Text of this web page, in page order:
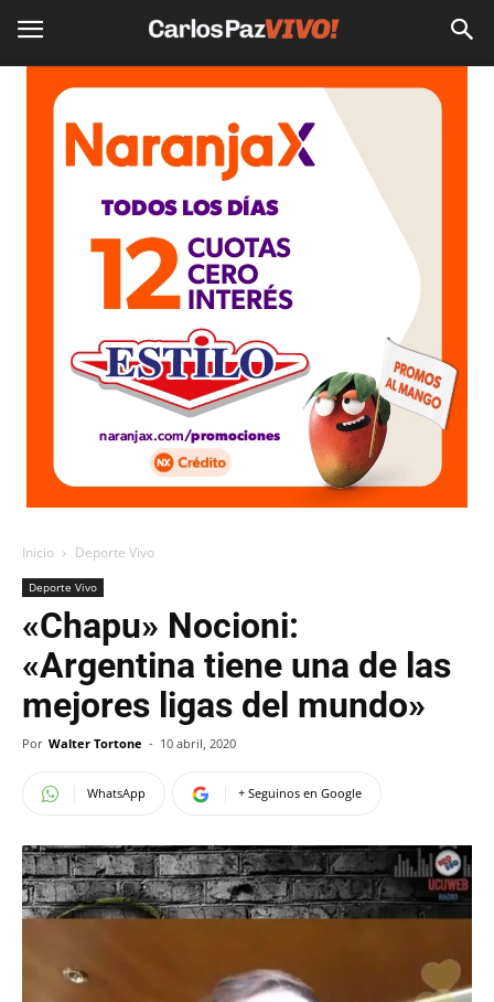
Inicio Deporte Vivo
Deporte Vivo
«Chapu» Nocioni:
«Argentina tiene una de las
mejores ligas del mundo»
Por Walter Tortone - 10 abril, 2020
WhatsApp + Seguinos en Google